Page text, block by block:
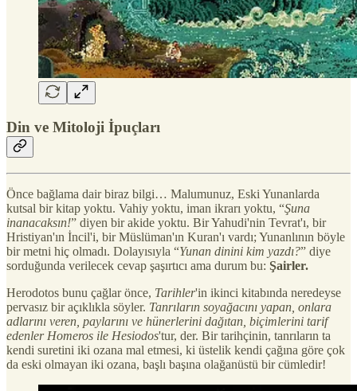
Din ve Mitoloji İpuçları
Önce bağlama dair biraz bilgi… Malumunuz, Eski Yunanlarda
kutsal bir kitap yoktu. Vahiy yoktu, iman ikrarı yoktu, “Şuna
inanacaksın!” diyen bir akide yoktu. Bir Yahudi'nin Tevrat'ı, bir
Hristiyan'ın İncil'i, bir Müslüman'ın Kuran'ı vardı; Yunanlının böyle
bir metni hiç olmadı. Dolayısıyla “Yunan dinini kim yazdı?” diye
sorduğunda verilecek cevap şaşırtıcı ama durum bu: Şairler.
Herodotos bunu çağlar önce, Tarihler'in ikinci kitabında neredeyse
pervasız bir açıklıkla söyler. Tanrıların soyağacını yapan, onlara
adlarını veren, paylarını ve hünerlerini dağıtan, biçimlerini tarif
edenler Homeros ile Hesiodos'tur, der. Bir tarihçinin, tanrıların ta
kendi suretini iki ozana mal etmesi, ki üstelik kendi çağına göre çok
da eski olmayan iki ozana, başlı başına olağanüstü bir cümledir!